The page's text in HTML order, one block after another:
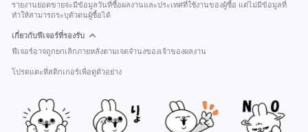
รายงานยอดขายจะมีข้อมูลวันที่ซื้อผลงานและประเทศที่ใช้งานของผู้ซื้อ แต่ไม่มีข้อมูลที่
ทำให้สามารถระบุตัวตนผู้ซื้อได้
เกี่ยวกับฟีเจอร์ที่รองรับ
ฟีเจอร์อาจถูกยกเลิกภายหลังตามเจตจำนงของเจ้าของผลงาน
โปรดแตะที่สติกเกอร์เพื่อดูตัวอย่าง